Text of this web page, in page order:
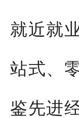
就近就
站式、
鉴先进